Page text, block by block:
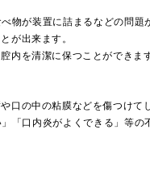
物が装置に詰まるなどの問
が出来ます。
内を清潔に保つことができま
口の中の粘膜などを傷つけて
「口内炎がよくできる」等